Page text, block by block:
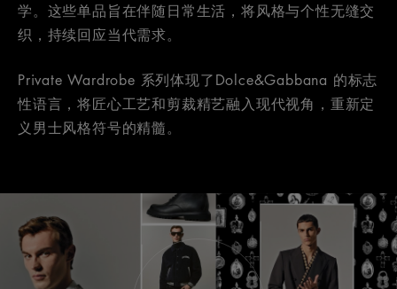
学。这些单品旨在伴随日常生活，将风格与个性无缝交
织，持续回应当代需求。
Private Wardrobe 系列体现了Dolce&Gabbana 的标志
性语言，将匠心工艺和剪裁精艺融入现代视角，重新定
义男士风格符号的精髓。